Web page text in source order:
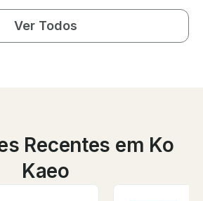
Ver Todos
Recentes em Ko
Kaeo